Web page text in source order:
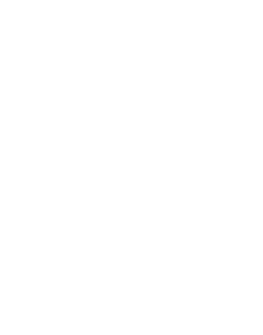
。
。マネージャーの承認ルーテ
使用して、カスタムルーティ
定義します。
決されましたか?
ております。